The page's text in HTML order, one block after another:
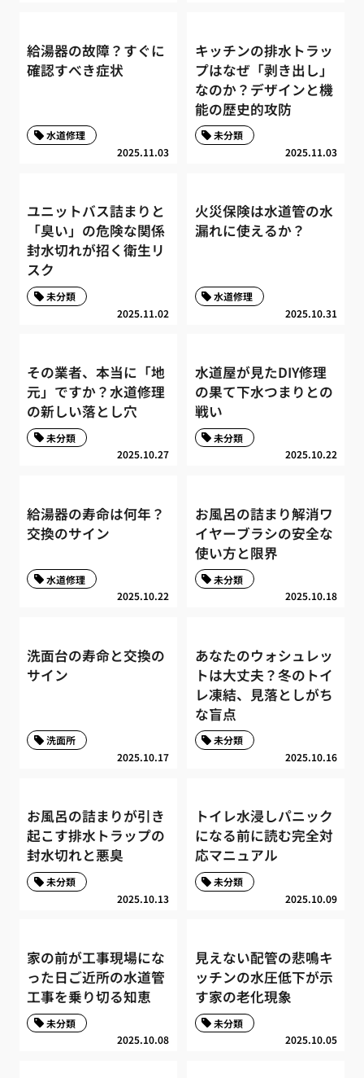
給湯器の故障？すぐに
確認すべき症状
2025.11.03
水道修理
キッチンの排水トラッ
プはなぜ「剥き出し」
なのか？デザインと機
能の歴史的攻防
2025.11.03
未分類
ユニットバス詰まりと
「臭い」の危険な関係
封水切れが招く衛生リ
スク
2025.11.02
未分類
火災保険は水道管の水
漏れに使えるか？
2025.10.31
水道修理
その業者、本当に「地
元」ですか？水道修理
の新しい落とし穴
2025.10.27
未分類
水道屋が見たDIY修理
の果て下水つまりとの
戦い
2025.10.22
未分類
給湯器の寿命は何年？
交換のサイン
2025.10.22
水道修理
お風呂の詰まり解消ワ
イヤーブラシの安全な
使い方と限界
2025.10.18
未分類
洗面台の寿命と交換の
サイン
2025.10.17
洗面所
あなたのウォシュレッ
トは大丈夫？冬のトイ
レ凍結、見落としがち
な盲点
2025.10.16
未分類
お風呂の詰まりが引き
起こす排水トラップの
封水切れと悪臭
2025.10.13
未分類
トイレ水浸しパニック
になる前に読む完全対
応マニュアル
2025.10.09
未分類
家の前が工事現場にな
った日ご近所の水道管
工事を乗り切る知恵
2025.10.08
未分類
見えない配管の悲鳴キ
ッチンの水圧低下が示
す家の老化現象
2025.10.05
未分類